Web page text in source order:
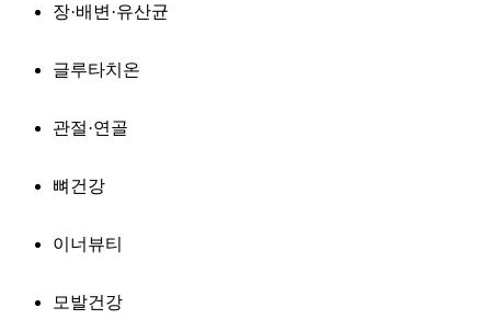
장·배변·유산균
글루타치온
관절·연골
뼈건강
이너뷰티
모발건강